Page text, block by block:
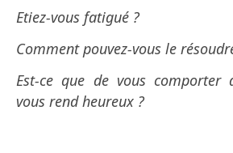
Etiez-vous fatigué ?
Comment pouvez-vous le
Est-ce que de vous comporter
vous rend heureux ?